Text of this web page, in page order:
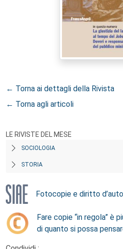
← Torna ai dettagli della Rivista
← Torna agli articoli
LE RIVISTE DEL MESE
SOCIOLOGIA
STORIA
Fotocopie e diritto
Fare copie “in regola” è
di quanto si possa